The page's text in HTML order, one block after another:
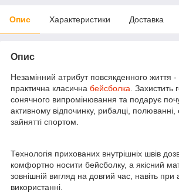
Опис Характеристики Доставка
Опис
Незамінний атрибут повсякденного життя -
практична класична бейсболка . Захистить
сонячного випромінювання та подарує
активному відпочинку, рибалці, полюванні,
зайнятті спортом.
Технологія прихованих внутрішніх швів
комфортно носити бейсболку, а якісний
зовнішній вигляд на довгий час, навіть при
використанні.